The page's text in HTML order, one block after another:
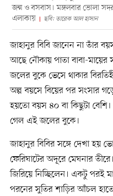
জন্ম ও বসবাস। মঙ্গলবার ভোলা
এলাকায়
ছবি: তারেক আল হাসান
জাহানুর বিবি জানেন না তাঁর
আছে নৌকায় পাতা বাবা-মায়ের
জলের বুকে ভেসে থাকার
অল্প বয়সে বিয়ের পর সংসার
হয়তো বয়স ৪০ বা কিছুটা
গেল এই জলের বুকে।
জাহানুর বিবির সঙ্গে দেখা হয়
ফেরিঘাটের অদূরে মেঘনার
জিরিয়ে নিচ্ছিলেন। একটু পরই
পরনের সুতির শাড়ির আঁচল